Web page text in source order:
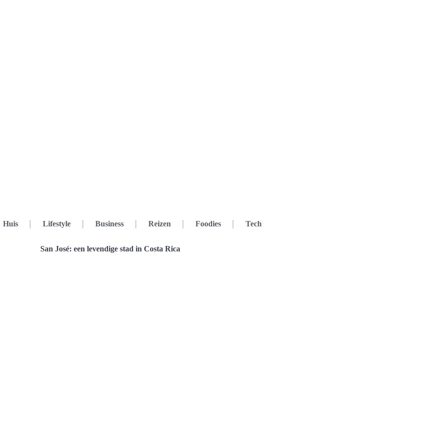
Huis Lifestyle Business Reizen Foodies Tech
San José: een levendige stad in Costa Rica